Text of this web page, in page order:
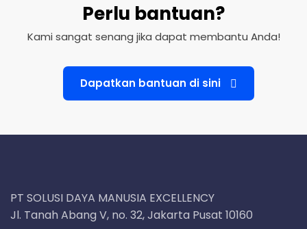
Perlu bantuan?
Kami sangat senang jika dapat membantu Anda!
Dapatkan bantuan di sini
PT SOLUSI DAYA MANUSIA EXCELLENCY
Jl. Tanah Abang V, no. 32, Jakarta Pusat 10160